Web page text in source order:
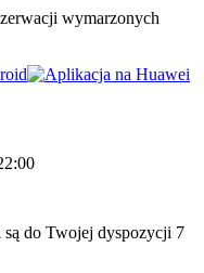
wymarzonych
są do Twojej dyspozycji 7